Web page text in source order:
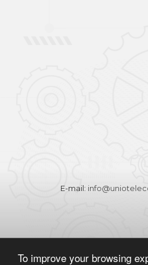
To improve your browsing
E-mail:
Copyright © 2026.